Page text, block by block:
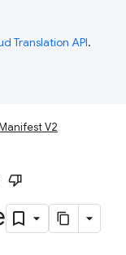
Translation API.
V2